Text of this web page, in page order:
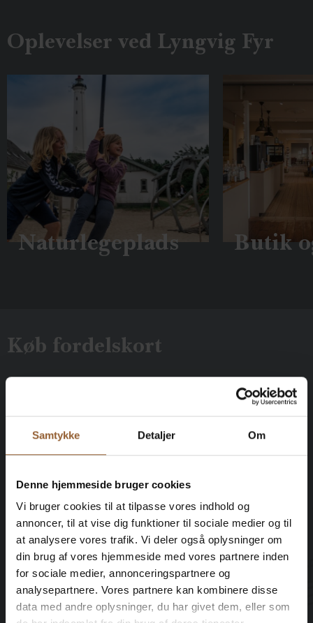
Samtykke Detaljer Om
Denne hjemmeside bruger cookies
Vi bruger cookies til at tilpasse vores indhold og
annoncer, til at vise dig funktioner til sociale medier og til
at analysere vores trafik. Vi deler også oplysninger om
din brug af vores hjemmeside med vores partnere inden
for sociale medier, annonceringspartnere og
analysepartnere. Vores partnere kan kombinere disse
data med andre oplysninger, du har givet dem, eller som
Oplevelser ved Lyngvig Fyr
Naturlegeplads Butik
Køb fordelskort
Platin
699 KR
12 måneders fri adgang til alle vores
museer
1 person + 1 ledsager
Kan benyttes til Bork Vikingemarked,
Naturkraft After Dark og Lokes Aften